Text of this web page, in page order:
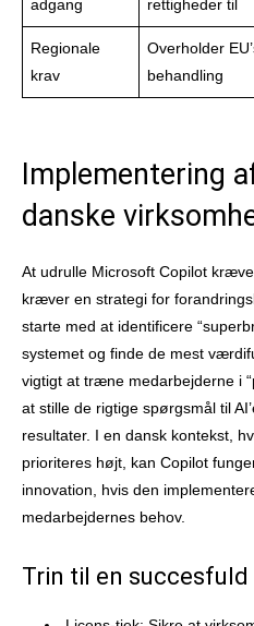
adgang rettigheder til
Regionale
krav
Overholder
behandling
Implementering
danske
At udrulle Microsoft Copilot
kræver en strategi for
starte med at identificere
systemet og finde de mest
vigtigt at træne medarbejderne i
at stille de rigtige spørgsmål til
resultater. I en dansk kontekst,
prioriteres højt, kan Copilot
innovation, hvis den
medarbejdernes behov.
Trin til en